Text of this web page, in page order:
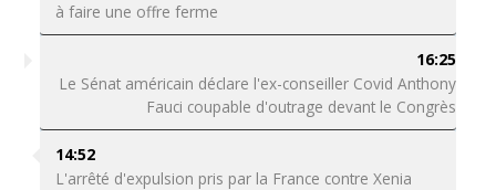
à faire une offre ferme
16:25
Le Sénat américain déclare l'ex-conseiller Covid Anthony
Fauci coupable d'outrage devant le Congrès
14:52
L'arrêté d'expulsion pris par la France contre Xenia